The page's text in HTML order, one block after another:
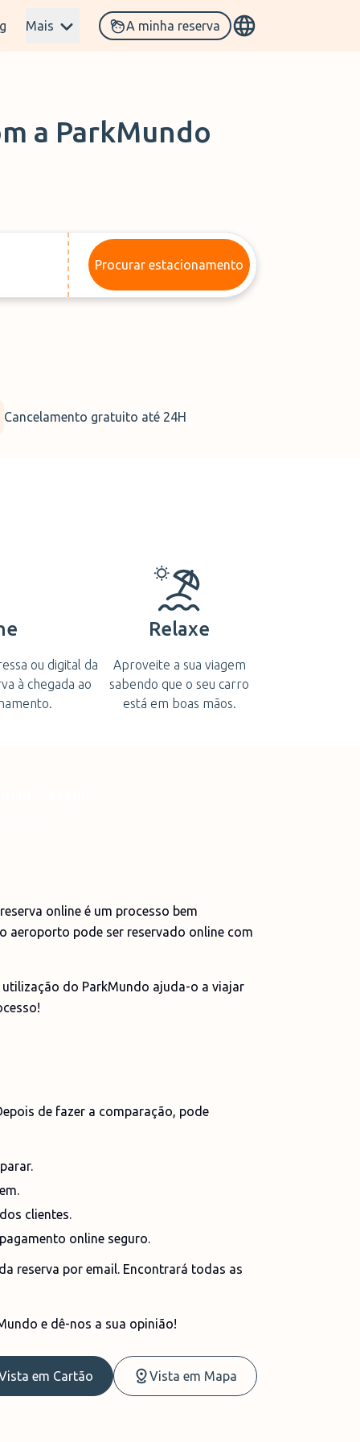
Mais A minha reserva
a ParkMundo
Procurar estacionamento
Cancelamento gratuito até 24H
ou digital da
à chegada ao
Relaxe
Aproveite a sua viagem
sabendo que o seu carro
está em boas mãos.
online é um processo bem
aeroporto pode ser reservado online com
do ParkMundo ajuda-o a viajar
de fazer a comparação, pode
clientes.
online seguro.
reserva por email. Encontrará todas as
e dê-nos a sua opinião!
em Cartão Vista em Mapa